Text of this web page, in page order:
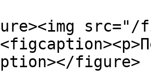
figure>